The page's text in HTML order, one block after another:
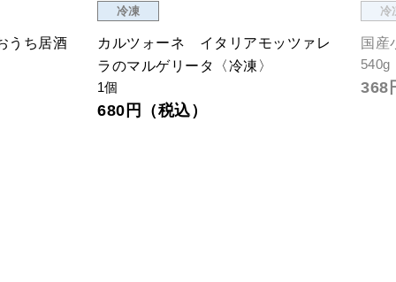
うち居酒
冷凍
カルツォーネ イタリアモッツァレ
ラのマルゲリータ〈冷凍〉
1個
680円（税込）
冷
国産
540g
368